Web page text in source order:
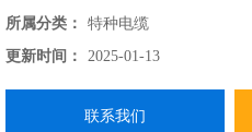
备的损害，低卤、无卤的特性，使
照性能大大提高。
所属分类：
特种电缆
更新时间：
2025-01-13
联系我们